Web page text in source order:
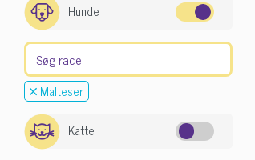
Hunde
Malteser
Katte